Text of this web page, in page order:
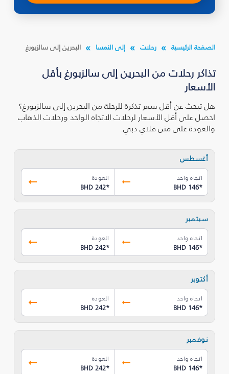
الصفحة الرئيسية رحلات إلى النمسا البحرين إلى سالزبورغ
تذاكر رحلات من البحرين إلى سالزبورغ بأقل
الأسعار
هل تبحث عن أقل سعر تذكرة للرحلة من البحرين إلى سالزبورغ؟
احصل على أقل الأسعار لرحلات الاتجاه الواحد ورحلات الذهاب
والعودة على متن فلاي دبي.
أغسطس
اتجاه واحد
BHD 146*
العودة
BHD 242*
سبتمبر
اتجاه واحد
BHD 146*
العودة
BHD 242*
أكتوبر
اتجاه واحد
BHD 146*
العودة
BHD 242*
نوفمبر
اتجاه واحد
BHD 146*
العودة
BHD 242*